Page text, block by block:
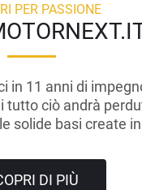
PER PASSIONE
11 anni di
ciò andrà
solide basi create
DI PIÙ